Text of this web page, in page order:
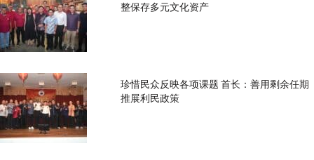
整保存多元文化资产
珍惜民众反映各项课题 首长：善用剩余任期
推展利民政策